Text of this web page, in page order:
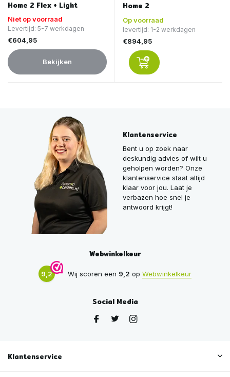
Home 2 Flex + Light
Niet op voorraad
Levertijd: 5-7 werkdagen
€604,95
Bekijken
Home 2
Op voorraad
levertijd: 1-2 werkdagen
€894,95
Klantenservice
Bent u op zoek naar
deskundig advies of wilt u
geholpen worden? Onze
klantenservice staat altijd
klaar voor jou. Laat je
verbazen hoe snel je
antwoord krijgt!
Webwinkelkeur
9,2 Wij scoren een 9,2 op Webwinkelkeur
Social Media
Klantenservice